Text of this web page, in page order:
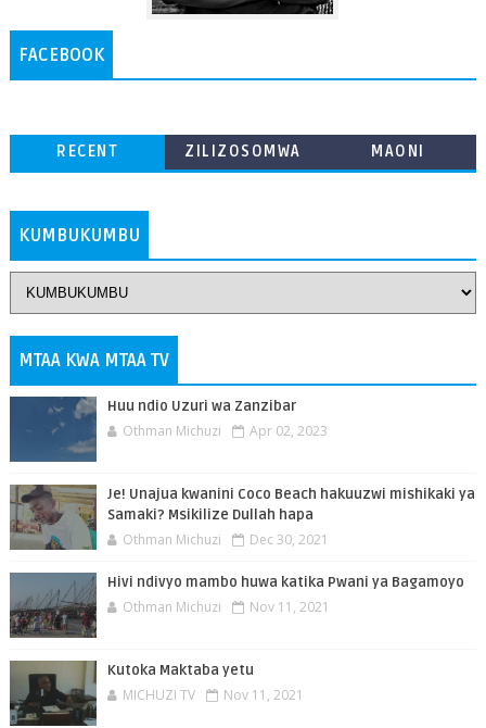
FACEBOOK
RECENT
ZILIZOSOMWA
MAONI
KUMBUKUMBU
MTAA KWA MTAA TV
Huu ndio Uzuri wa Zanzibar
Othman Michuzi Apr 02, 2023
Je! Unajua kwanini Coco Beach hakuuzwi mishikaki ya
Samaki? Msikilize Dullah hapa
Othman Michuzi Dec 30, 2021
Hivi ndivyo mambo huwa katika Pwani ya Bagamoyo
Othman Michuzi Nov 11, 2021
Kutoka Maktaba yetu
MICHUZI TV Nov 11, 2021